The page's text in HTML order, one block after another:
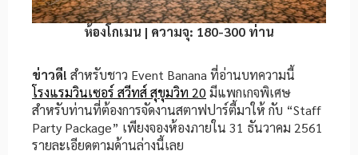
ห้องโกเมน | ความจุ: 180-300 ท่าน
ข่าวดี! สำหรับชาว Event Banana ที่อ่านบทความนี้
โรงแรมวินเซอร์ สวีทส์ สุขุมวิท 20 มีแพกเกจพิเศษ
สำหรับท่านที่ต้องการจัดงานสตาฟปาร์ตี้มาให้ กับ “Staff
Party Package” เพียงจองห้องภายใน 31 ธันวาคม 2561
รายละเอียดตามด้านล่างนี้เลย